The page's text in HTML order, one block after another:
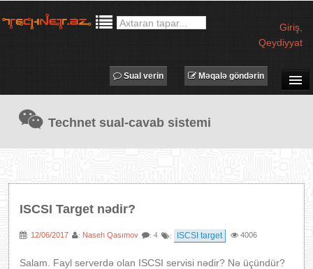
Giriş
Qeydiyyat
TECHNET TV
MƏQALƏLƏR
AVADANLIQLAR
IT LÜĞƏT
Məqalə göndərin
Sual verin
Technet sual-cavab sistemi
ISCSI Target nədir?
: 12/06/2017 : Naseh Qasımov : 4 : ISCSI target 4006
Salam. Fayl serverdə olan ISCSI servisi nədir? Nə üçündür?